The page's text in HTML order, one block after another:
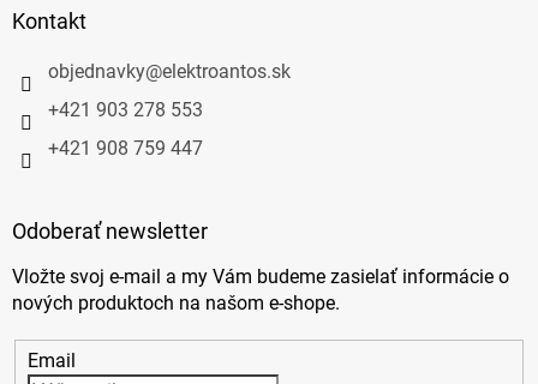
Kontakt
objednavky@elektroantos.sk
+421 903 278 553
+421 908 759 447
Odoberať newsletter
Vložte svoj e-mail a my Vám budeme zasielať informácie o
nových produktoch na našom e-shope.
Email